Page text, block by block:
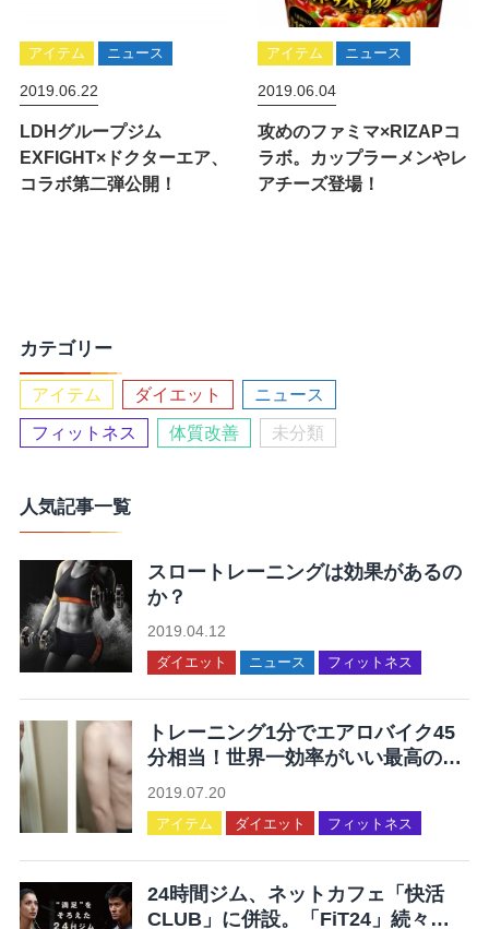
アイテム ニュース
2019.06.22
LDHグループジム
EXFIGHT×ドクターエア、
コラボ第二弾公開！
アイテム ニュース
2019.06.04
攻めのファミマ×RIZAPコ
ラボ。カップラーメンやレ
アチーズ登場！
カテゴリー
アイテム ダイエット ニュース
フィットネス 体質改善 未分類
人気記事一覧
スロートレーニングは効果があるの
か？
2019.04.12
ダイエット ニュース フィットネス
トレーニング1分でエアロバイク45
分相当！世界一効率がいい最高の運
動を集めてみた
2019.07.20
アイテム ダイエット フィットネス
24時間ジム、ネットカフェ「快活
CLUB」に併設。「FiT24」続々オ